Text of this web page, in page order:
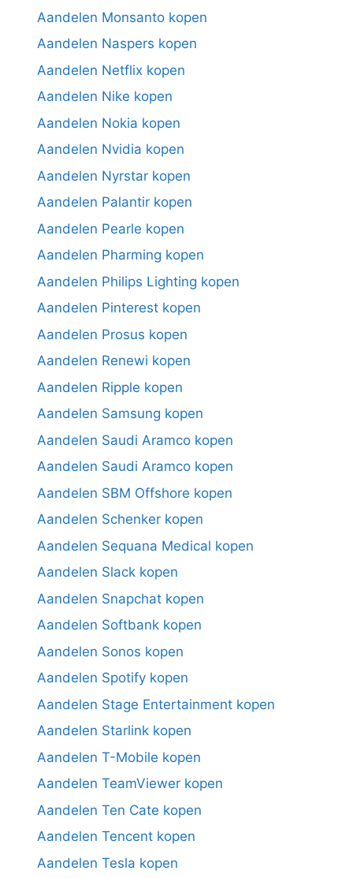
Aandelen Monsanto kopen
Aandelen Naspers kopen
Aandelen Netflix kopen
Aandelen Nike kopen
Aandelen Nokia kopen
Aandelen Nvidia kopen
Aandelen Nyrstar kopen
Aandelen Palantir kopen
Aandelen Pearle kopen
Aandelen Pharming kopen
Aandelen Philips Lighting kopen
Aandelen Pinterest kopen
Aandelen Prosus kopen
Aandelen Renewi kopen
Aandelen Ripple kopen
Aandelen Samsung kopen
Aandelen Saudi Aramco kopen
Aandelen Saudi Aramco kopen
Aandelen SBM Offshore kopen
Aandelen Schenker kopen
Aandelen Sequana Medical kopen
Aandelen Slack kopen
Aandelen Snapchat kopen
Aandelen Softbank kopen
Aandelen Sonos kopen
Aandelen Spotify kopen
Aandelen Stage Entertainment kopen
Aandelen Starlink kopen
Aandelen T-Mobile kopen
Aandelen TeamViewer kopen
Aandelen Ten Cate kopen
Aandelen Tencent kopen
Aandelen Tesla kopen